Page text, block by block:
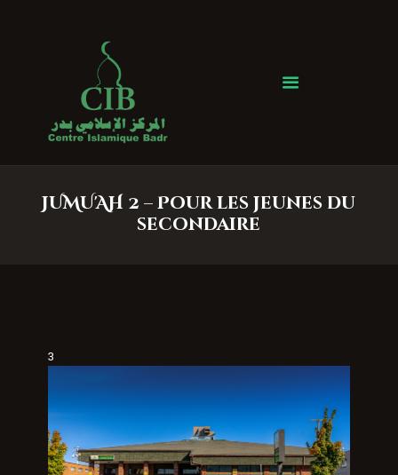
JUMU'AH 2 – Pour les jeunes du
secondaire
Centre Islamique Badr
Accueil
À propos
Services
Faire un don
3